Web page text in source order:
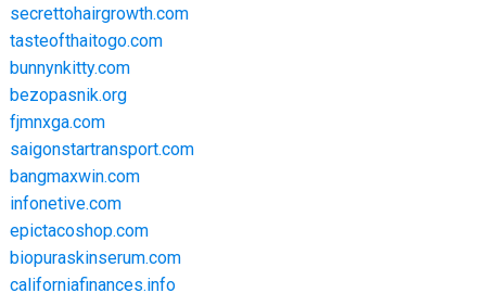
secrettohairgrowth.com
tasteofthaitogo.com
bunnynkitty.com
bezopasnik.org
fjmnxga.com
saigonstartransport.com
bangmaxwin.com
infonetive.com
epictacoshop.com
biopuraskinserum.com
californiafinances.info